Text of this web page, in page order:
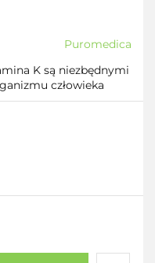
Puromedica
K są niezbędnymi
człowieka